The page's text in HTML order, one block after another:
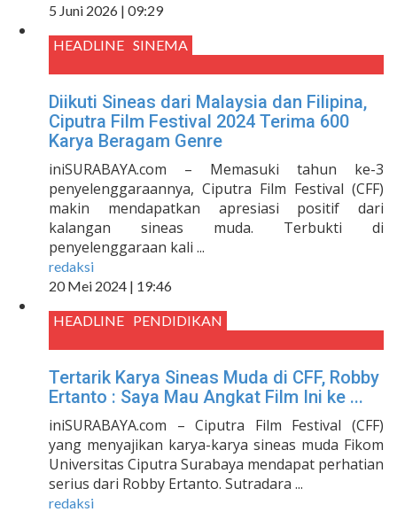
5 Juni 2026 | 09:29
HEADLINE SINEMA
Diikuti Sineas dari Malaysia dan Filipina,
Ciputra Film Festival 2024 Terima 600
Karya Beragam Genre
iniSURABAYA.com – Memasuki tahun ke-3
penyelenggaraannya, Ciputra Film Festival (CFF)
makin mendapatkan apresiasi positif dari
kalangan sineas muda. Terbukti di
penyelenggaraan kali ...
redaksi
20 Mei 2024 | 19:46
HEADLINE PENDIDIKAN
Tertarik Karya Sineas Muda di CFF, Robby
Ertanto : Saya Mau Angkat Film Ini ke ...
iniSURABAYA.com – Ciputra Film Festival (CFF)
yang menyajikan karya-karya sineas muda Fikom
Universitas Ciputra Surabaya mendapat perhatian
serius dari Robby Ertanto. Sutradara ...
redaksi